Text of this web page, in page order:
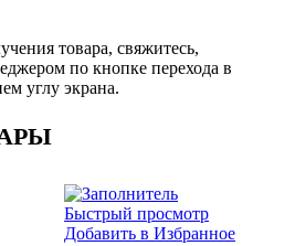
товара, свяжитесь,
по кнопке перехода в
углу экрана.
Быстрый просмотр
Добавить в Избранное